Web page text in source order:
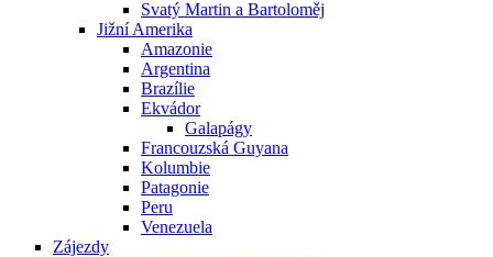
Svatý Martin a Bartoloměj
Jižní Amerika
Amazonie
Argentina
Brazílie
Ekvádor
Galapágy
Francouzská Guyana
Kolumbie
Patagonie
Peru
Venezuela
Zájezdy